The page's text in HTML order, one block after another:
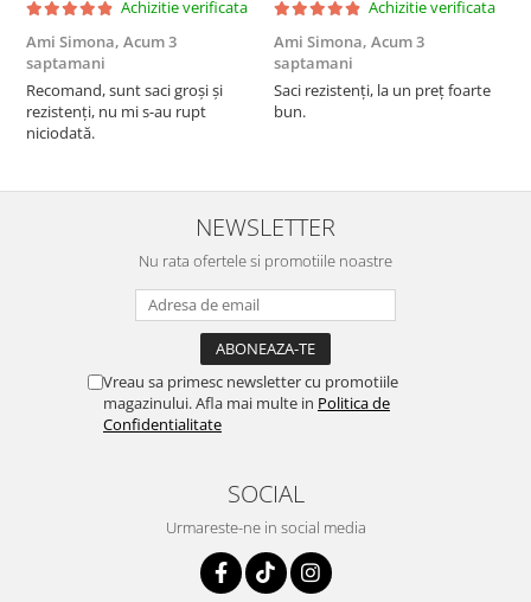
Achizitie verificata
Ami Simona, Acum 3
saptamani
Recomand, sunt saci groși și
rezistenți, nu mi s-au rupt
niciodată.
Achizitie verificata
Ami Simona, Acum 3
saptamani
Saci rezistenți, la un preț foarte
bun.
NEWSLETTER
Nu rata ofertele si promotiile noastre
Vreau sa primesc newsletter cu promotiile
magazinului. Afla mai multe in Politica de
Confidentialitate
SOCIAL
Urmareste-ne in social media